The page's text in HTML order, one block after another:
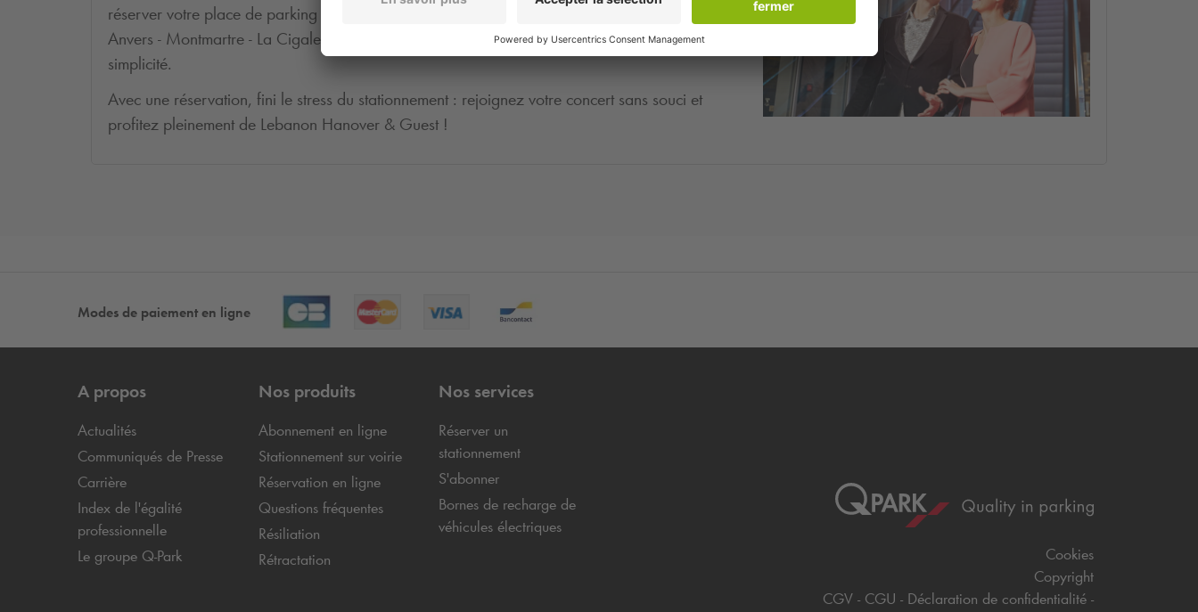
réserver votre place de parking en ligne pour un accès rapide et serein. Le parking
Anvers - Montmartre - La Cigale, situé à quelques pas, vous permet de stationner en toute
simplicité.
Avec une réservation, fini le stress du stationnement : rejoignez votre concert sans souci et
profitez pleinement de Lebanon Hanover & Guest !
Modes de paiement en ligne
A propos
Actualités
Communiqués de Presse
Carrière
Index de l'égalité
professionnelle
Le groupe Q-Park
Nos produits
Abonnement en ligne
Stationnement sur voirie
Réservation en ligne
Questions fréquentes
Résiliation
Rétractation
Nos services
Réserver un
stationnement
S'abonner
Bornes de recharge de
véhicules électriques
Cookies
Copyright
CGV
CGU
Déclaration de confidentialité